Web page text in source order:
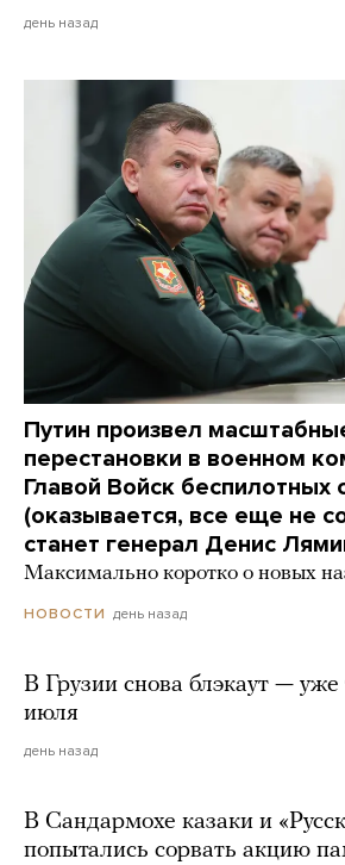
день назад
Путин произвел
перестановки в военном
Главой Войск беспилотных
(оказывается, все еще не
станет генерал Денис
Максимально коротко о новых
НОВОСТИ день назад
В Грузии снова блэкаут — уже
июля
день назад
В Сандармохе казаки и
попытались сорвать акцию